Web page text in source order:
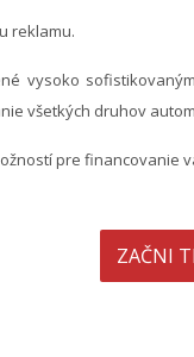
reklamu.
vysoko
všetkých druhov
pre financovanie
ZAČNI